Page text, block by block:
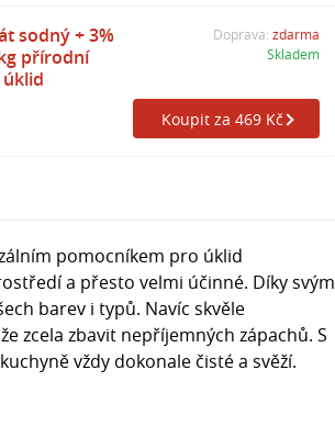
sodný + 3%
přírodní
Doprava: zdarma
Skladem
Koupit za 469 Kč
pomocníkem pro úklid
a přesto velmi účinné. Díky svým
barev i typů. Navíc skvěle
zcela zbavit nepříjemných zápachů. S
vždy dokonale čisté a svěží.